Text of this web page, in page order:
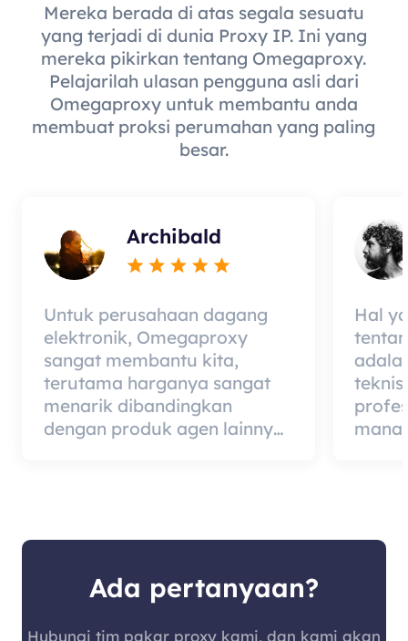
Mereka berada di atas segala sesuatu
yang terjadi di dunia Proxy IP. Ini yang
mereka pikirkan tentang Omegaproxy.
Pelajarilah ulasan pengguna asli dari
Omegaproxy untuk membantu anda
membuat proksi perumahan yang paling
besar.
Archibald
Untuk perusahaan dagang
elektronik, Omegaproxy
sangat membantu kita,
terutama harganya sangat
menarik dibandingkan
dengan produk agen lainnya,
Hal
Ada pertanyaan?
Hubungi tim pakar proxy kami, dan kami akan